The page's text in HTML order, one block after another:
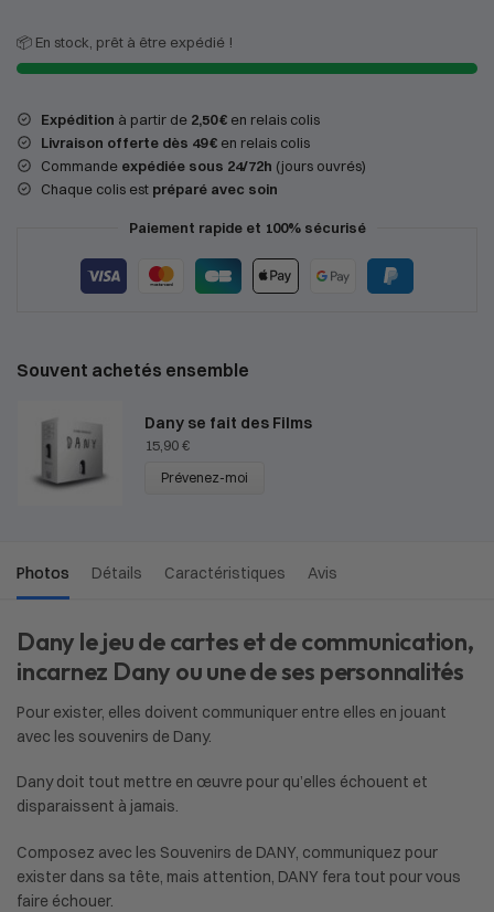
📦 En stock, prêt à être expédié !
Expédition à partir de 2,50 € en relais colis
Livraison offerte dès 49 € en relais colis
Commande expédiée sous 24/72h (jours ouvrés)
Chaque colis est préparé avec soin
Paiement rapide et 100% sécurisé
Souvent achetés ensemble
Dany se fait des Films
15,90€
Prévenez-moi
Photos Détails Caractéristiques Avis
Dany le jeu de cartes et de communication,
incarnez Dany ou une de ses personnalités
Pour exister, elles doivent communiquer entre elles en jouant
avec les souvenirs de Dany.
Dany doit tout mettre en œuvre pour qu’elles échouent et
disparaissent à jamais.
Composez avec les Souvenirs de DANY, communiquez pour
exister dans sa tête, mais attention, DANY fera tout pour vous
faire échouer.